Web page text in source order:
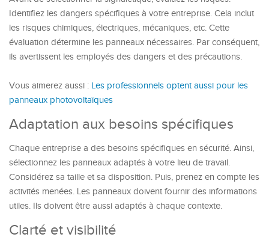
Identifiez les dangers spécifiques à votre entreprise. Cela inclut
les risques chimiques, électriques, mécaniques, etc. Cette
évaluation détermine les panneaux nécessaires. Par conséquent,
ils avertissent les employés des dangers et des précautions.
Vous aimerez aussi : Les professionnels optent aussi pour les
panneaux photovoltaïques
Adaptation aux besoins spécifiques
Chaque entreprise a des besoins spécifiques en sécurité. Ainsi,
sélectionnez les panneaux adaptés à votre lieu de travail.
Considérez sa taille et sa disposition. Puis, prenez en compte les
activités menées. Les panneaux doivent fournir des informations
utiles. Ils doivent être aussi adaptés à chaque contexte.
Clarté et visibilité